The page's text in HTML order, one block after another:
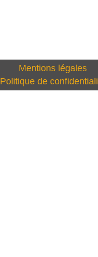
Mentions légales
Politique de